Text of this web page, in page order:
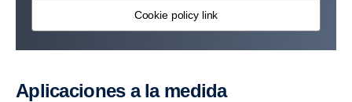
Cookie policy link
Aplicaciones a la medida